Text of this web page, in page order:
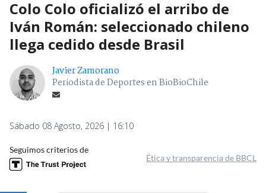
Colo Colo oficializó el arribo de
Iván Román: seleccionado chileno
llega cedido desde Brasil
Javier Zamorano
Periodista de Deportes en BioBioChile
Sábado 08 Agosto, 2026 | 16:10
Seguimos criterios de
Ética y transparencia de BBCL